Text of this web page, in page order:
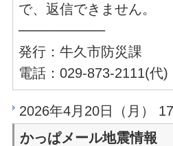
で、返信できません。
─────────
発行：牛久市防災課
電話：029-873-2111(代)
2026年4月20日（月）
かっぱメール地震情報